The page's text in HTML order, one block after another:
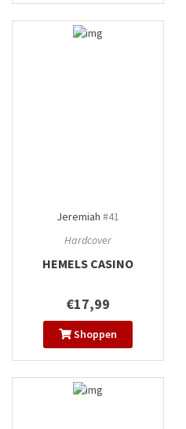
Jeremiah #41
Hardcover
HEMELS CASINO
€17,99
Shoppen